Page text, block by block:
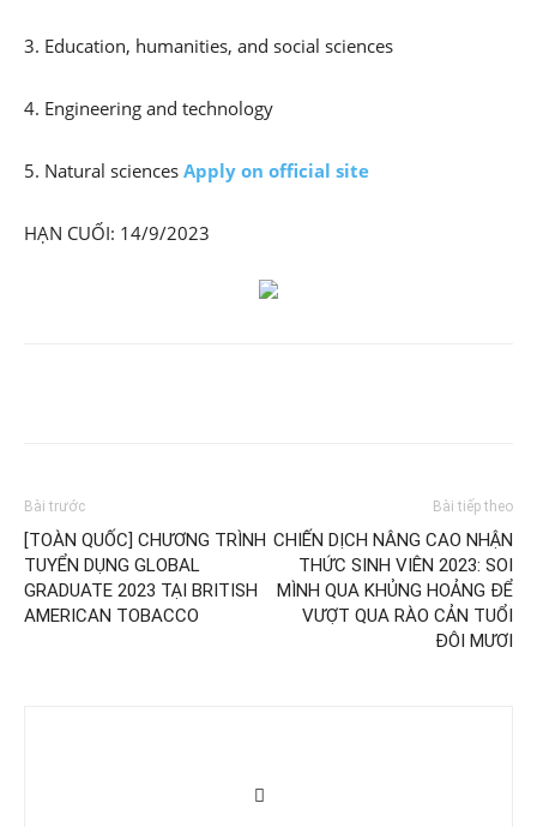
3. Education, humanities, and social sciences
4. Engineering and technology
5. Natural sciences Apply on official site
HẠN CUỐI: 14/9/2023
Bài trước
[TOÀN QUỐC] CHƯƠNG TRÌNH
TUYỂN DỤNG GLOBAL
GRADUATE 2023 TẠI BRITISH
AMERICAN TOBACCO
Bài tiếp theo
CHIẾN DỊCH NÂNG CAO NHẬN
THỨC SINH VIÊN 2023: SOI
MÌNH QUA KHỦNG HOẢNG ĐỂ
VƯỢT QUA RÀO CẢN TUỔI
ĐÔI MƯƠI